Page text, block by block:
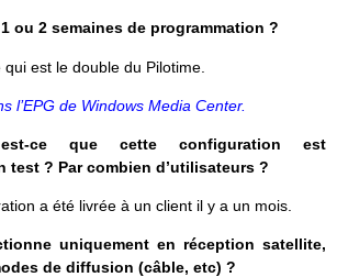
ou 2 semaines de programmation ?
est le double du Pilotime.
l’EPG de Windows Media Center.
ce que cette configuration est
test ? Par combien d’utilisateurs ?
a été livrée à un client il y a un mois.
uniquement en réception satellite,
de diffusion (câble, etc) ?